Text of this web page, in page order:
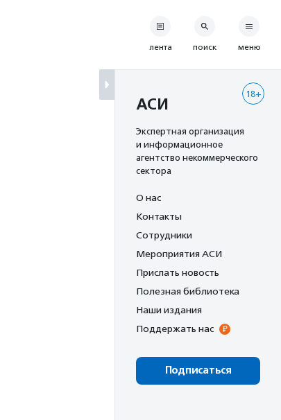
лента поиск меню
18+
АСИ
Экспертная организация
и информационное
агентство некоммерческого
сектора
О нас
Контакты
Сотрудники
Мероприятия АСИ
Прислать новость
Полезная библиотека
Наши издания
Поддержать нас
Подписаться